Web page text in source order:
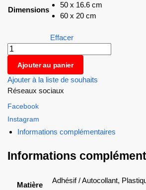
Dimensions
50 x 16.6 cm
60 x 20 cm
Effacer
Ajouter au panier
Ajouter à la liste de souhaits
Réseaux sociaux
Facebook
Instagram
Informations complémentaires
Informations
Matière
Adhésif / Autocollant,